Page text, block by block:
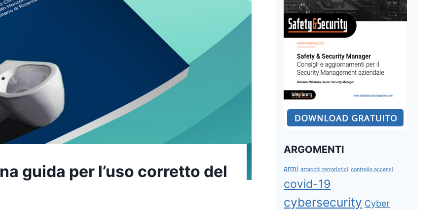
guida per l’uso corretto del
ARGOMENTI
armi attacchi terroristici controllo accessi
covid-19
cybersecurity Cyber